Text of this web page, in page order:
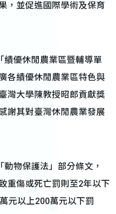
，並促進國際學術及保育
績優休閒農業區暨輔導單
各績優休閒農業區特色與
灣大學陳教授昭郎貢獻獎
謝其對臺灣休閒農業發展
物保護法」部分條文，
重傷或死亡罰則至2年以下
元以上200萬元以下罰